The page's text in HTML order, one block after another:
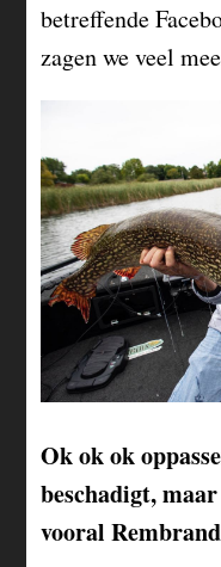
betreffende
zagen we veel
Ok ok ok
beschadigt,
vooral